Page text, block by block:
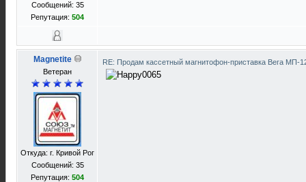
Сообщений: 35
Репутация: 504
Magnetite
Ветеран
Откуда: г. Кривой Рог
Сообщений: 35
Репутация: 504
RE: Продам кассетный магнитофон-приставка Вега МП-